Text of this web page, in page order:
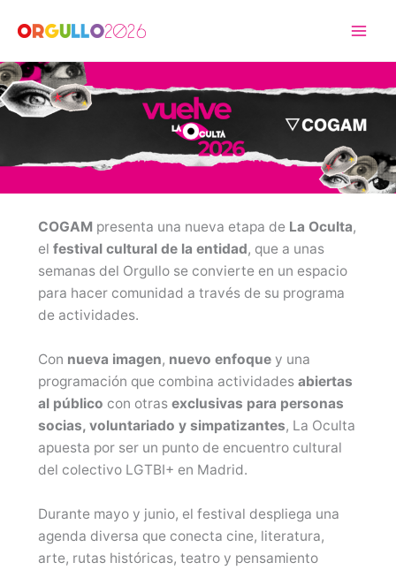
COGAM presenta una nueva etapa de La Oculta,
elfestival cultural de la entidad, que a unas
semanas del Orgullo se convierte en un espacio
para hacer comunidad a través de su programa
de actividades.
Con nueva imagen, nuevo enfoque y una
programación que combina actividadesabiertas
al público con otrasexclusivas para personas
socias, voluntariado y simpatizantes, La Oculta
apuesta por ser un punto de encuentro cultural
del colectivo LGTBI+ en Madrid.
Durante mayo y junio, el festival despliega una
agenda diversa que conecta cine, literatura,
arte, rutas históricas, teatro y pensamiento